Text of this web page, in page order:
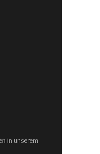
in unserem